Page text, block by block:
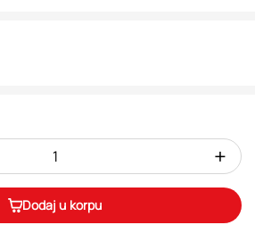
+
Dodaj u korpu